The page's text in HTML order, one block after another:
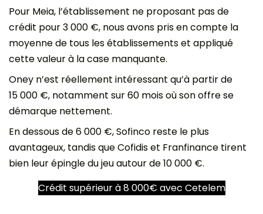
Pour Meia, l’établissement ne proposant pas de
crédit pour 3 000 €, nous avons pris en compte la
moyenne de tous les établissements et appliqué
cette valeur à la case manquante.
Oney n’est réellement intéressant qu’à partir de
15 000 €, notamment sur 60 mois où son offre se
démarque nettement.
En dessous de 6 000 €, Sofinco reste le plus
avantageux, tandis que Cofidis et Franfinance tirent
bien leur épingle du jeu autour de 10 000 €.
Crédit supérieur à 8 000€ avec Cetelem